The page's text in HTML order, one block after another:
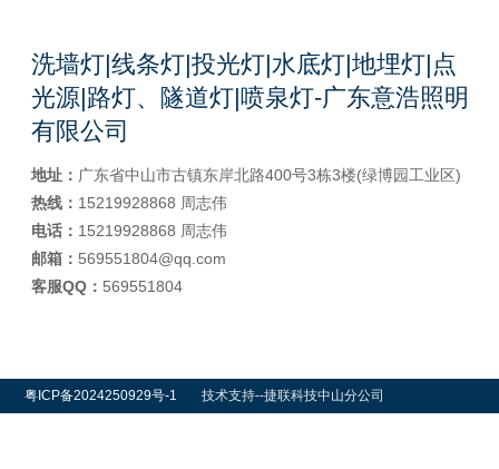
洗墙灯|线条灯|投光灯|水底灯|地埋灯|点
光源|路灯、隧道灯|喷泉灯-广东意浩照明
有限公司
地址： 广东省中山市古镇东岸北路400号3栋3楼(绿博园工业区)
热线： 15219928868 周志伟
电话： 15219928868 周志伟
邮箱： 569551804@qq.com
客服QQ： 569551804
粤ICP备2024250929号-1 技术支持--捷联科技中山分公司